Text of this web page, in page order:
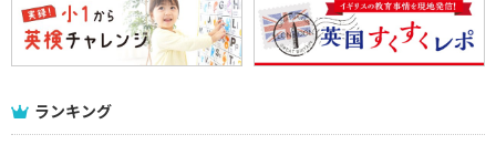
ランキング